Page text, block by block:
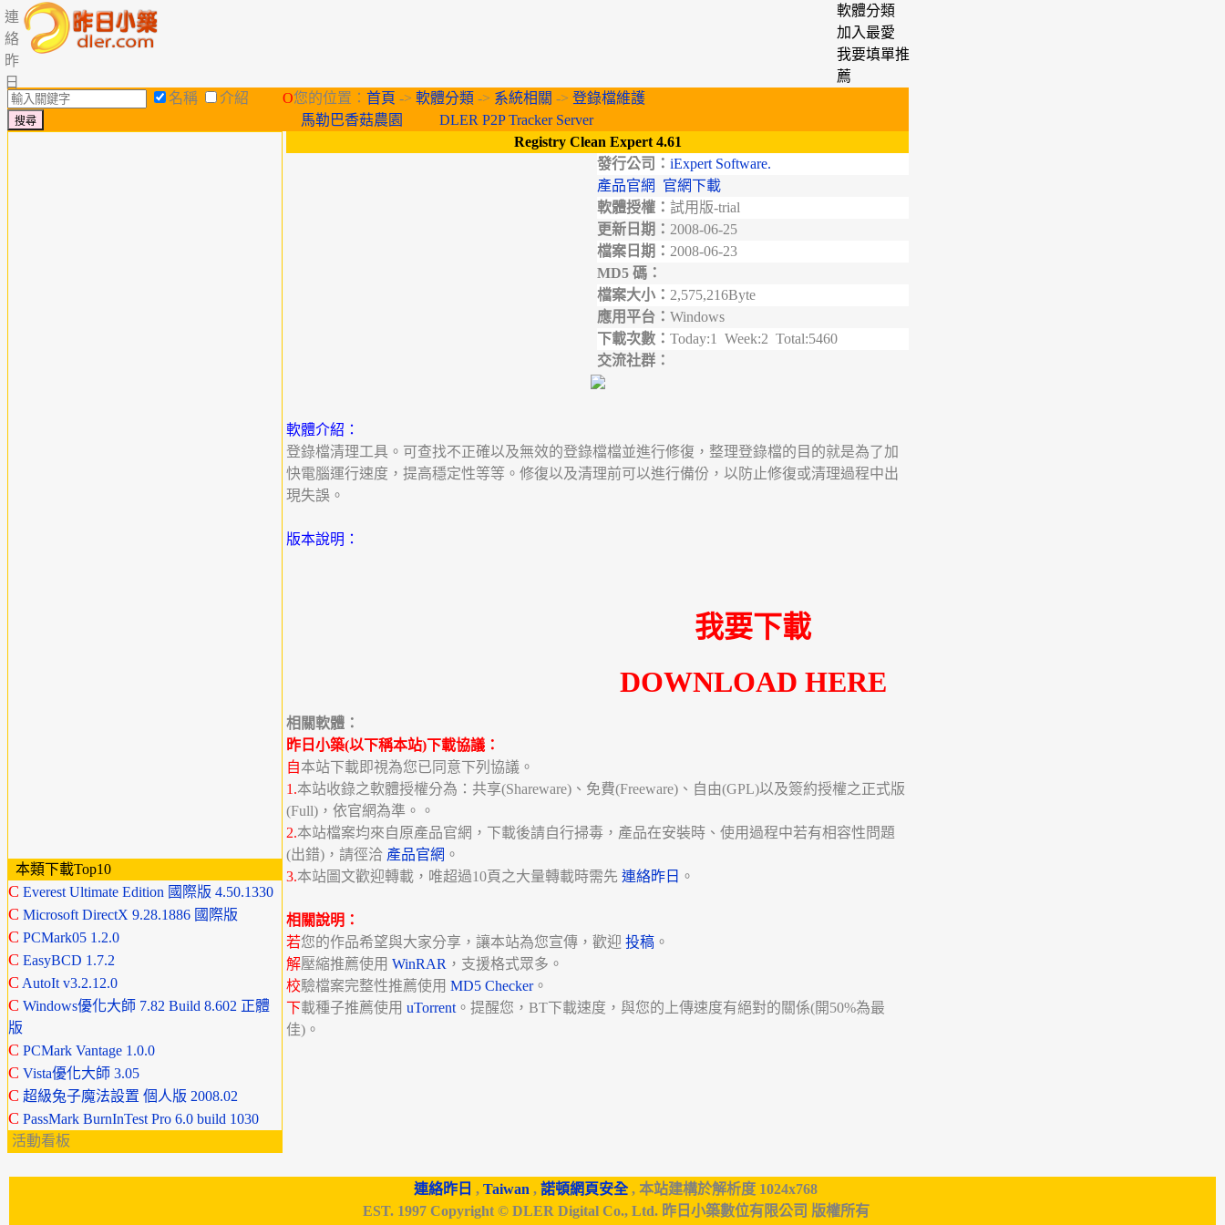
連
絡
昨
日
軟體分類
加入最愛
我要填單推
薦
名稱
介紹 O您的位置： 首頁 -> 軟體分類 -> 系統相關 -> 登錄檔維護
馬勒巴香菇農園
DLER P2P Tracker Server
本類下載Top10
C Everest Ultimate Edition 國際版 4.50.1330
C Microsoft DirectX 9.28.1886 國際版
C PCMark05 1.2.0
C EasyBCD 1.7.2
C AutoIt v3.2.12.0
C Windows優化大師 7.82 Build 8.602 正體
版
C PCMark Vantage 1.0.0
C Vista優化大師 3.05
C 超級兔子魔法設置 個人版 2008.02
C PassMark BurnInTest Pro 6.0 build 1030
活動看板
Registry Clean Expert 4.61
發行公司： iExpert Software.
產品官網
官網下載
軟體授權： 試用版-trial
更新日期： 2008-06-25
檔案日期： 2008-06-23
MD5 碼：
檔案大小： 2,575,216Byte
應用平台： Windows
下載次數： Today:1 Week:2 Total:5460
交流社群：
軟體介紹：
登錄檔清理工具。可查找不正確以及無效的登錄檔檔並進行修復，整理登錄檔的目的就是為了加
快電腦運行速度，提高穩定性等等。修復以及清理前可以進行備份，以防止修復或清理過程中出
現失誤。
版本說明：
我要下載
DOWNLOAD HERE
相關軟體：
昨日小築(以下稱本站)下載協議：
自本站下載即視為您已同意下列協議。
1.本站收錄之軟體授權分為：共享(Shareware)、免費(Freeware)、自由(GPL)以及簽約授權之正式版
(Full)，依官網為準。。
2.本站檔案均來自原產品官網，下載後請自行掃毒，產品在安裝時、使用過程中若有相容性問題
(出錯)，請徑洽 產品官網 。
3.本站圖文歡迎轉載，唯超過10頁之大量轉載時需先 連絡昨日 。
相關說明：
若您的作品希望與大家分享，讓本站為您宣傳，歡迎 投稿 。
解壓縮推薦使用 WinRAR ，支援格式眾多。
校驗檔案完整性推薦使用 MD5 Checker。
下載種子推薦使用 uTorrent 。提醒您，BT下載速度，與您的上傳速度有絕對的關係(開50%為最
佳)。
連絡昨日 , Taiwan , 諾頓網頁安全, 本站建構於解析度 1024x768
EST. 1997 Copyright © DLER Digital Co., Ltd. 昨日小築數位有限公司 版權所有